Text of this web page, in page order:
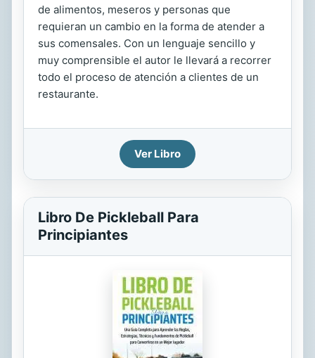
de alimentos, meseros y personas que
requieran un cambio en la forma de atender a
sus comensales. Con un lenguaje sencillo y
muy comprensible el autor le llevará a recorrer
todo el proceso de atención a clientes de un
restaurante.
Ver Libro
Libro De Pickleball Para
Principiantes